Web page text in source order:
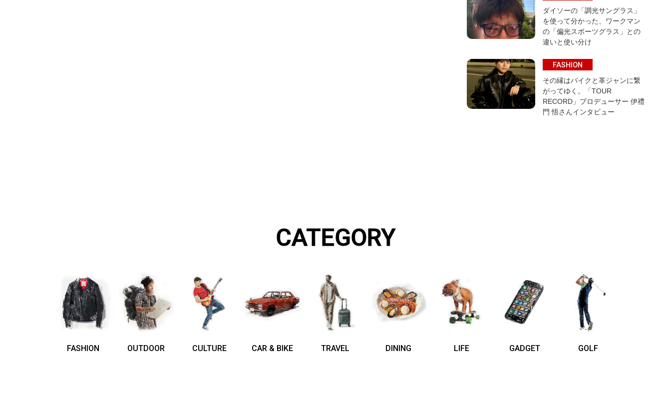
ダイソーの「調光サングラス」
を使って分かった、ワークマン
の「偏光スポーツグラス」との
違いと使い分け
FASHION
その縁はバイクと革ジャンに繋
がってゆく。「TOUR
RECORD」プロデューサー 伊禮
門 悟さんインタビュー
CATEGORY
FASHION OUTDOOR CULTURE CAR & BIKE TRAVEL DINING LIFE GADGET GOLF